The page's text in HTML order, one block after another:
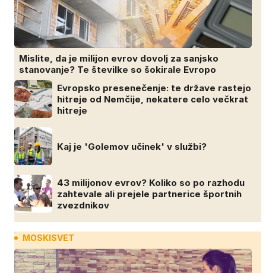
Mislite, da je milijon evrov dovolj za sanjsko
stanovanje? Te številke so šokirale Evropo
Evropsko presenečenje: te države rastejo
hitreje od Nemčije, nekatere celo večkrat
hitreje
Kaj je 'Golemov učinek' v službi?
43 milijonov evrov? Koliko so po razhodu
zahtevale ali prejele partnerice športnih
zvezdnikov
MOSKISVET